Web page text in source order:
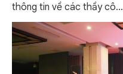
thông tin về các thầy cô...